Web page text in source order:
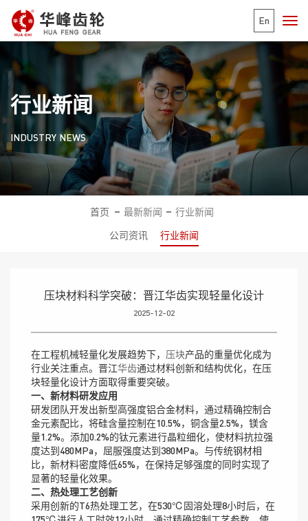
En
行业新闻
INDUSTRY NEWS
首页 最新新闻
行业新闻
公司资讯
行业新闻
压块材料科学突破：晋江华齿实现轻量化设计
2025-12-02
在工程机械轻量化发展趋势下， 压块产品的重量优化成为
行业关注重点。晋江华齿通过材料创新和结构优化，在压
块轻量化设计方面取得重要突破。
一、新材料研发应用
研发团队开发出新型高强度铝合金材料，通过精确控制合
金元素配比，将硅含量控制在10.5%，铜含量2.5%，镁含
量1.2%。添加0.2%的钛元素进行晶粒细化，使材料抗拉强
度达到480MPa，屈服强度达到380MPa。与传统钢材相
比，新材料密度降低65%，在保持足够强度的同时实现了
显著的轻量化效果。
二、热处理工艺创新
采用创新的T6热处理工艺，在530℃固溶处理8小时后，在